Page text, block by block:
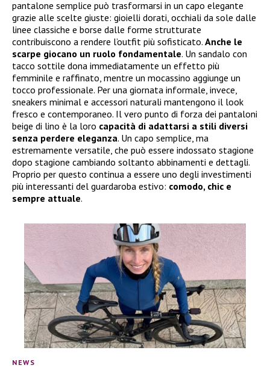
pantalone semplice può trasformarsi in un capo elegante
grazie alle scelte giuste: gioielli dorati, occhiali da sole dalle
linee classiche e borse dalle forme strutturate
contribuiscono a rendere l’outfit più sofisticato. Anche le
scarpe giocano un ruolo fondamentale. Un sandalo con
tacco sottile dona immediatamente un effetto più
femminile e raffinato, mentre un mocassino aggiunge un
tocco professionale. Per una giornata informale, invece,
sneakers minimal e accessori naturali mantengono il look
fresco e contemporaneo. Il vero punto di forza dei pantaloni
beige di lino è la loro capacità di adattarsi a stili diversi
senza perdere eleganza. Un capo semplice, ma
estremamente versatile, che può essere indossato stagione
dopo stagione cambiando soltanto abbinamenti e dettagli.
Proprio per questo continua a essere uno degli investimenti
più interessanti del guardaroba estivo: comodo, chic e
sempre attuale.
NEWS